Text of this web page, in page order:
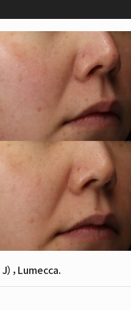
，Lumecca.